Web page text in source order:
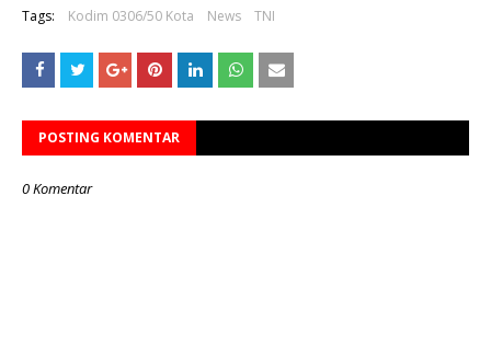
Tags: Kodim 0306/50 Kota News TNI
POSTING KOMENTAR
0 Komentar